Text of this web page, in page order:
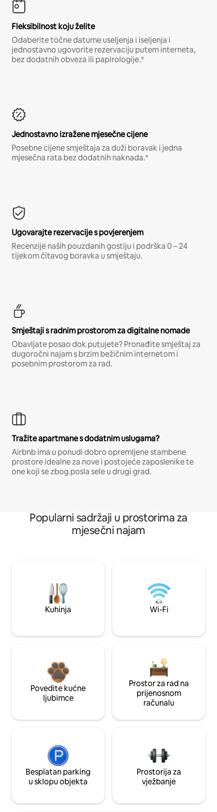
Fleksibilnost koju želite
Odaberite točne datume useljenja i iseljenja i
jednostavno ugovorite rezervaciju putem interneta,
bez dodatnih obveza ili papirologije.*
Jednostavno izražene mjesečne cijene
Posebne cijene smještaja za duži boravak i jedna
mjesečna rata bez dodatnih naknada.*
Ugovarajte rezervacije s povjerenjem
Recenzije naših pouzdanih gostiju i podrška 0 – 24
tijekom čitavog boravka u smještaju.
Smještaji s radnim prostorom za digitalne nomade
Obavljate posao dok putujete? Pronađite smještaj za
dugoročni najam s brzim bežičnim internetom i
posebnim prostorom za rad.
Tražite apartmane s dodatnim uslugama?
Airbnb ima u ponudi dobro opremljene stambene
prostore idealne za nove i postojeće zaposlenike te
one koji se zbog posla sele u drugi grad.
Popularni sadržaji u prostorima za
mjesečni najam
Kuhinja Wi-Fi
Povedite kućne
ljubimce
Prostor za rad na
prijenosnom
računalu
Besplatan parking
u sklopu objekta
Prostorija za
vježbanje